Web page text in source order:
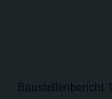
Baustellenbericht